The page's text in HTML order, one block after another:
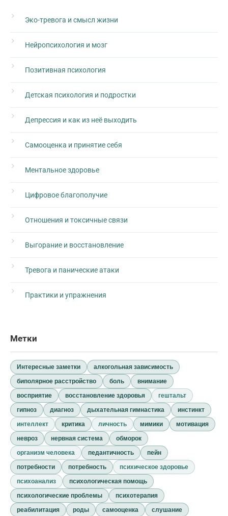
Эко-тревога и смысл жизни
Нейропсихология и мозг
Позитивная психология
Детская психология и подростки
Депрессия и как из неё выходить
Самооценка и принятие себя
Ментальное здоровье
Цифровое благополучие
Отношения и токсичные связи
Выгорание и восстановление
Тревога и панические атаки
Практики и упражнения
Метки
Интересные заметки
алкогольная зависимость
биполярное расстройство
боль
внимание
восприятие
восстановление здоровья
гештальт
гипноз
диагноз дыхательная гимнастика
инстинкт
интеллект
критика личность мимики
мотивация
невроз
нервная система
обморок
организм человека
педантичность
пейн
потребности
потребность
психическое здоровье
психоанализ
психологическая помощь
психологические проблемы
психотерапия
реабилитация
роды самооценка
слушание